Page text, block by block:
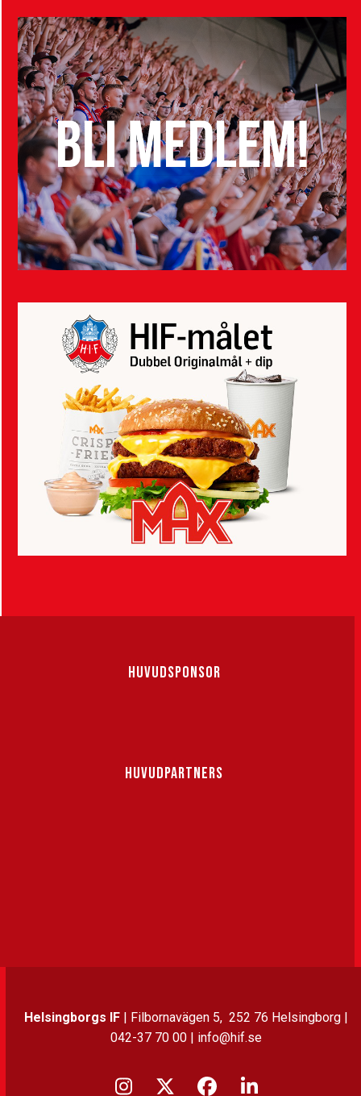
HUVUDSPONSOR
HUVUDPARTNERS
Helsingborgs IF | Filbornavägen 5, 252 76 Helsingborg |
042-37 70 00 | info@hif.se